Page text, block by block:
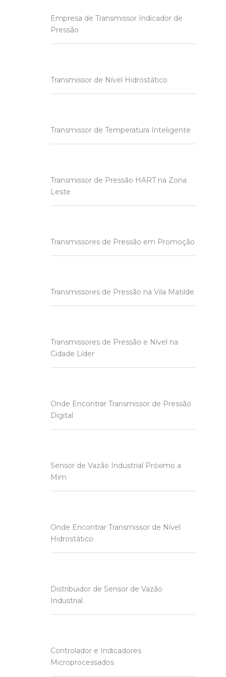
Empresa de Transmissor Indicador de
Pressão
Transmissor de Nível Hidrostático
Transmissor de Temperatura Inteligente
Transmissor de Pressão HART na Zona
Leste
Transmissores de Pressão em Promoção
Transmissores de Pressão na Vila Matilde
Transmissores de Pressão e Nível na
Cidade Líder
Onde Encontrar Transmissor de Pressão
Digital
Sensor de Vazão Industrial Próximo a
Mim
Onde Encontrar Transmissor de Nível
Hidrostático
Distribuidor de Sensor de Vazão
Industrial
Controlador e Indicadores
Microprocessados